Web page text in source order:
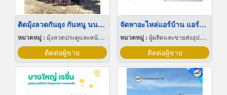
ติดมุ้งลวดกันยุง กันหนู นนทบุรี
หมวดหมู่ : มุ้งลวดประตูและหน้าต่าง
ติดต่อผู้ขาย
จัดหาอะไหล่แอร์บ้าน แอร์โรงงาน ปราจีนบุรี
หมวดหมู่ : ผู้ผลิตและขายส่งอุปกรณ์และอะไหล่แอร์
ติดต่อผู้ขาย